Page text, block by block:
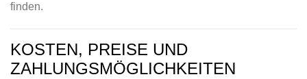
finden.
KOSTEN, PREISE UND
ZAHLUNGSMÖGLICHKEITEN